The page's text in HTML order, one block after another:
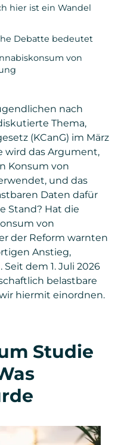
hier ist ein Wandel
Debatte bedeutet
von
nach
Thema,
(KCanG) im März
wird das Argument,
Konsum von
und das
Daten dafür
Stand? Hat die
von
der Reform warnten
Anstieg,
dem 1. Juli 2026
belastbare
hiermit einordnen.
Studie